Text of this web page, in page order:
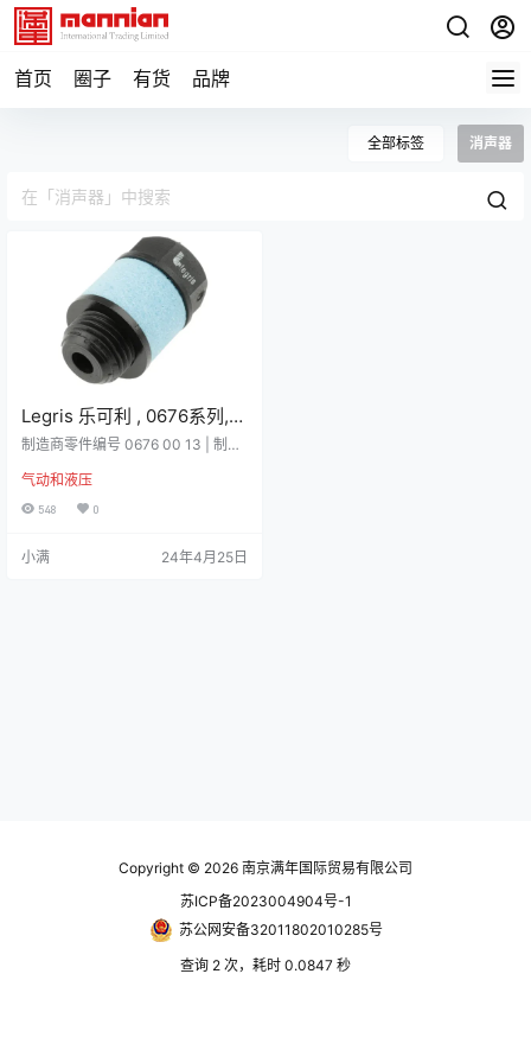
首页 圈子 有货 品牌
全部标签 消声器
Legris 乐可利 , 0676系列,
消声器, G 1/4 外螺纹接口
制造商零件编号 0676 00 13 | 制造
安装在排气回路上，以降低设备运
行时的噪音水平，从而提高用户的
其紧凑的型号• 聚乙烯：在排气流量
气动和液压
548 0
小满 24年4月25日
Copyright © 2026 南京满年国际贸易有限公司
苏ICP备2023004904号-1
苏公网安备32011802010285号
查询 2 次，耗时 0.0847 秒